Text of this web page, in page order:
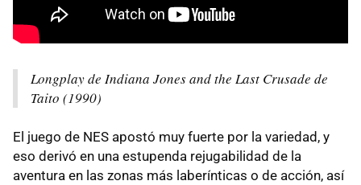
Longplay de Indiana Jones and the Last Crusade de
Taito (1990)
El juego de NES apostó muy fuerte por la variedad, y
eso derivó en una estupenda rejugabilidad de la
aventura en las zonas más laberínticas o de acción, así